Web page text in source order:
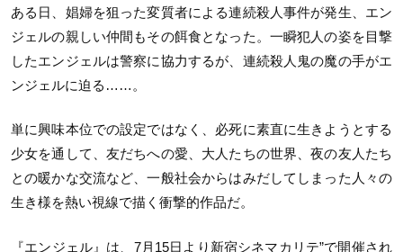
ある日、娼婦を狙った変質者による連続殺人事件が発生、エン
ジェルの親しい仲間もその餌食となった。一瞬犯人の姿を目撃
したエンジェルは警察に協力するが、連続殺人鬼の魔の手がエ
ンジェルに迫る……。
単に興味本位での設定ではなく、必死に素直に生きようとする
少女を通して、友だちへの愛、大人たちの世界、夜の友人たち
との暖かな交流など、一般社会からはみだしてしまった人々の
生き様を熱い視線で描く衝撃的作品だ。
『エンジェル』は、7月15日より新宿シネマカリテ”で開催され